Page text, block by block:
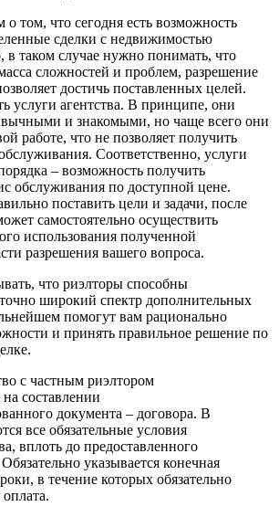
том, что сегодня есть возможность
сделки с недвижимостью
в таком случае нужно понимать, что
сложностей и проблем, разрешение
достичь поставленных целей.
услуги агентства. В принципе, они
и знакомыми, но чаще всего они
работе, что не позволяет получить
Соответственно, услуги
– возможность получить
обслуживания по доступной цене.
поставить цели и задачи, после
самостоятельно осуществить
использования полученной
разрешения вашего вопроса.
что риэлторы способны
широкий спектр дополнительных
помогут вам рационально
и принять правильное решение по
с частным риэлтором
составлении
документа – договора. В
все обязательные условия
вплоть до предоставленного
указывается конечная
в течение которых обязательно